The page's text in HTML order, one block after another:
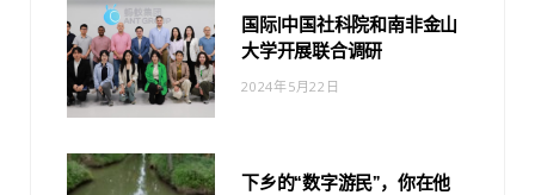
国际|中国社科院和南非金山
大学开展联合调研
2024年5月22日
下乡的“数字游民”，你在他